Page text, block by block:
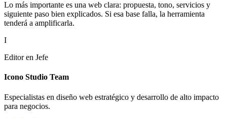
Lo más importante es una web clara: propuesta, tono, servicios y
siguiente paso bien explicados. Si esa base falla, la herramienta
tenderá a amplificarla.
I
Editor en Jefe
Icono Studio Team
Especialistas en diseño web estratégico y desarrollo de alto impacto
para negocios.